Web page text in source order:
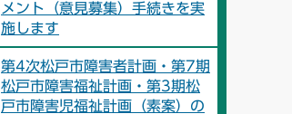
メント（意見募集）手続きを実
施します
第4次松戸市障害者計画・第7期
松戸市障害福祉計画・第3期松
戸市障害児福祉計画（素案）の